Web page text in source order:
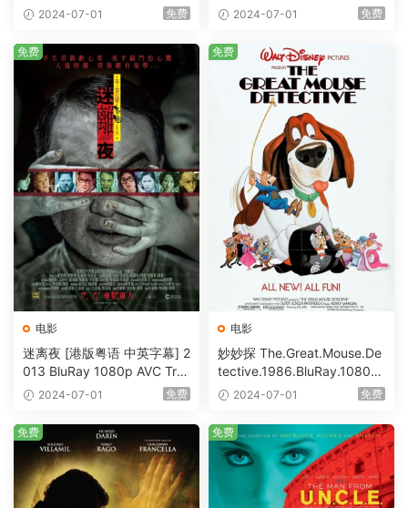
S-HD MA5.1-shhaclm@CHD
2024-07-01 免费
@HDHome [BDISO 19.7GB]
2024-07-01 免费
电影
迷离夜 [港版粤语 中英字幕] 2
013 BluRay 1080p AVC Tru
eHD5.1 [BDISO 22.64GB]
2024-07-01 免费
免费
电影
妙妙探 The.Great.Mouse.De
tective.1986.BluRay.1080p.
AVC.DTS-HD.MA.5.1-HDHo
2024-07-01 免费
免费
免费 免费